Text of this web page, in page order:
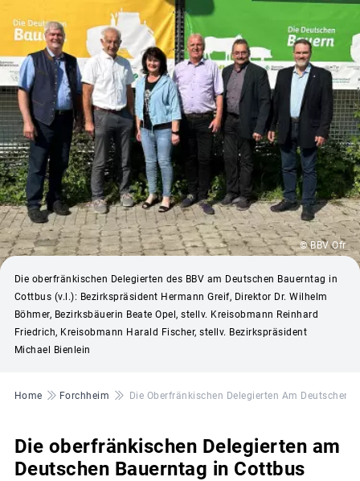
© BBV Ofr
Die oberfränkischen Delegierten des BBV am Deutschen Bauerntag in
Cottbus (v.l.): Bezirkspräsident Hermann Greif, Direktor Dr. Wilhelm
Böhmer, Bezirksbäuerin Beate Opel, stellv. Kreisobmann Reinhard
Friedrich, Kreisobmann Harald Fischer, stellv. Bezirkspräsident
Michael Bienlein
Pfadnavigation
Home Forchheim Die Oberfränkischen Delegierten Am Deutschen
Die oberfränkischen Delegierten am
Deutschen Bauerntag in Cottbus